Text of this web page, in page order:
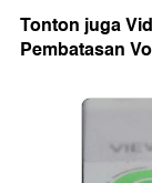
Tonton juga
Pembatasan